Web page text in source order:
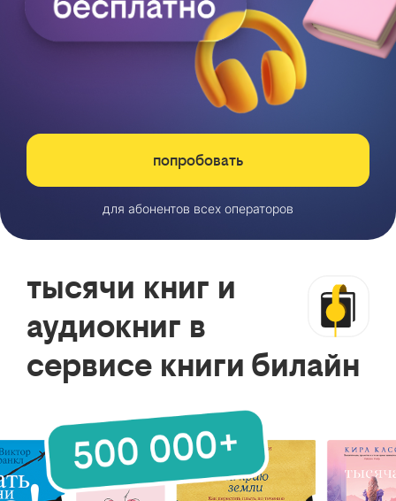
попробовать
для абонентов всех операторов
тысячи книг и
аудиокниг в
сервисе книги билайн